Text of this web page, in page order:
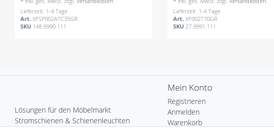
Lieferzeit: 1-4 Tage
Art.XFSP002ATC35GR
SKU 148.9990.111
Lieferzeit: 1-4 Tage
Art.XF002T70GR
SKU27.9991.111
Lösungen für den Möbelmarkt
Stromschienen & Schienenleuchten
Mein Konto
Registrieren
Anmelden
Warenkorb